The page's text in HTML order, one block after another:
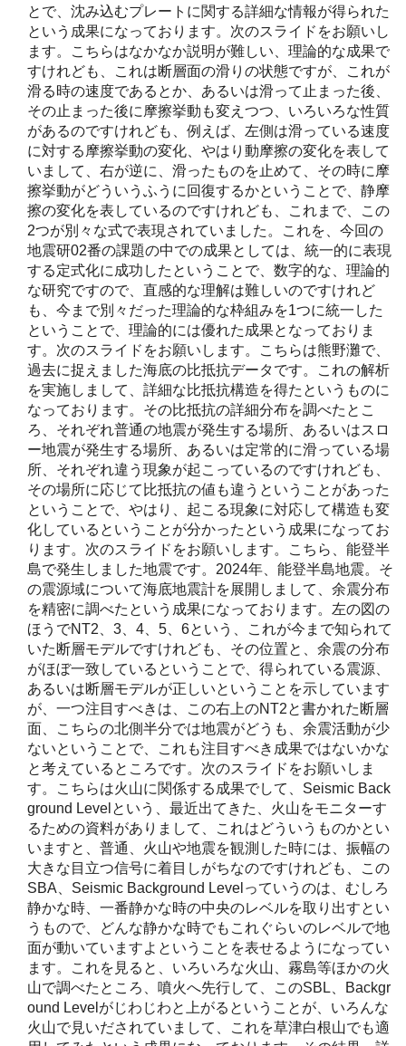
とで、沈み込むプレートに関する詳細な情報が得られた
という成果になっております。次のスライドをお願いし
ます。こちらはなかなか説明が難しい、理論的な成果で
すけれども、これは断層面の滑りの状態ですが、これが
滑る時の速度であるとか、あるいは滑って止まった後、
その止まった後に摩擦挙動も変えつつ、いろいろな性質
があるのですけれども、例えば、左側は滑っている速度
に対する摩擦挙動の変化、やはり動摩擦の変化を表して
いまして、右が逆に、滑ったものを止めて、その時に摩
擦挙動がどういうふうに回復するかということで、静摩
擦の変化を表しているのですけれども、これまで、この
2つが別々な式で表現されていました。これを、今回の
地震研02番の課題の中での成果としては、統一的に表現
する定式化に成功したということで、数字的な、理論的
な研究ですので、直感的な理解は難しいのですけれど
も、今まで別々だった理論的な枠組みを1つに統一した
ということで、理論的には優れた成果となっておりま
す。次のスライドをお願いします。こちらは熊野灘で、
過去に捉えました海底の比抵抗データです。これの解析
を実施しまして、詳細な比抵抗構造を得たというものに
なっております。その比抵抗の詳細分布を調べたとこ
ろ、それぞれ普通の地震が発生する場所、あるいはスロ
ー地震が発生する場所、あるいは定常的に滑っている場
所、それぞれ違う現象が起こっているのですけれども、
その場所に応じて比抵抗の値も違うということがあった
ということで、やはり、起こる現象に対応して構造も変
化しているということが分かったという成果になってお
ります。次のスライドをお願いします。こちら、能登半
島で発生しました地震です。2024年、能登半島地震。そ
の震源域について海底地震計を展開しまして、余震分布
を精密に調べたという成果になっております。左の図の
ほうでNT2、3、4、5、6という、これが今まで知られて
いた断層モデルですけれども、その位置と、余震の分布
がほぼ一致しているということで、得られている震源、
あるいは断層モデルが正しいということを示しています
が、一つ注目すべきは、この右上のNT2と書かれた断層
面、こちらの北側半分では地震がどうも、余震活動が少
ないということで、これも注目すべき成果ではないかな
と考えているところです。次のスライドをお願いしま
す。こちらは火山に関係する成果でして、Seismic Back
ground Levelという、最近出てきた、火山をモニターす
るための資料がありまして、これはどういうものかとい
いますと、普通、火山や地震を観測した時には、振幅の
大きな目立つ信号に着目しがちなのですけれども、この
SBA、Seismic Background Levelっていうのは、むしろ
静かな時、一番静かな時の中央のレベルを取り出すとい
うもので、どんな静かな時でもこれぐらいのレベルで地
面が動いていますよということを表せるようになってい
ます。これを見ると、いろいろな火山、霧島等ほかの火
山で調べたところ、噴火へ先行して、このSBL、Backgr
ound Levelがじわじわと上がるということが、いろんな
火山で見いだされていまして、これを草津白根山でも適